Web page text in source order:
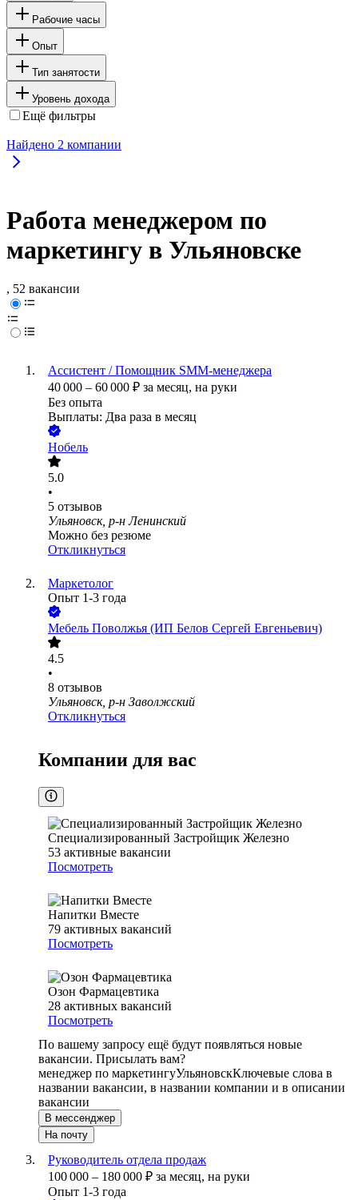
Рабочие часы
Опыт
Тип занятости
Уровень дохода
Ещё фильтры
Найдено 2 компании
Работа менеджером по
маркетингу в Ульяновске
, 52 вакансии
Ассистент / Помощник SMM-менеджера
40 000 – 60 000 ₽ за месяц, на руки
Без опыта
Выплаты: Два раза в месяц
Нобель
5.0
•
5 отзывов
Ульяновск, р-н Ленинский
Можно без резюме
Откликнуться
Маркетолог
Опыт 1-3 года
Мебель Поволжья (ИП Белов Сергей Евгеньевич)
4.5
•
8 отзывов
Ульяновск, р-н Заволжский
Откликнуться
Компании для вас
Специализированный Застройщик Железно
53 активные вакансии
Посмотреть
Напитки Вместе
79 активных вакансий
Посмотреть
Озон Фармацевтика
28 активных вакансий
Посмотреть
По вашему запросу ещё будут появляться новые
вакансии. Присылать вам?
менеджер по маркетингуУльяновскКлючевые слова в
названии вакансии, в названии компании и в описании
вакансии
В мессенджер
На почту
Руководитель отдела продаж
100 000 – 180 000 ₽ за месяц, на руки
Опыт 1-3 года